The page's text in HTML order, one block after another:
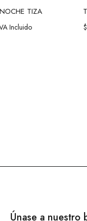
TIZA
Incluido
$
Únase a nuestro